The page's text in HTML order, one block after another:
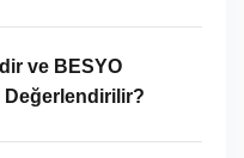
ve BESYO
Değerlendirilir?